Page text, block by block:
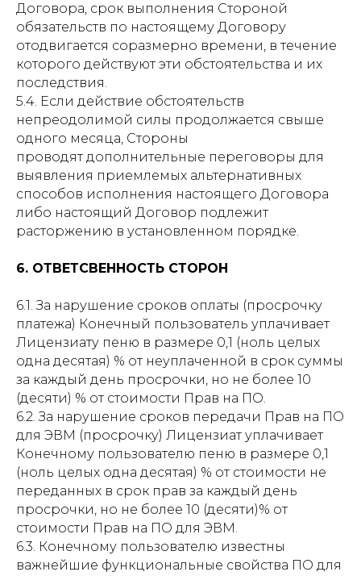
Договора, срок выполнения Стороной
обязательств по настоящему Договору
отодвигается соразмерно времени, в течение
которого действуют эти обстоятельства и их
последствия.
5.4. Если действие обстоятельств
непреодолимой силы продолжается свыше
одного месяца, Стороны
проводят дополнительные переговоры для
выявления приемлемых альтернативных
способов исполнения настоящего Договора
либо настоящий Договор подлежит
расторжению в установленном порядке.
6. ОТВЕТСВЕННОСТЬ СТОРОН
6.1. За нарушение сроков оплаты (просрочку
платежа) Конечный пользователь уплачивает
Лицензиату пеню в размере 0,1 (ноль целых
одна десятая) % от неуплаченной в срок суммы
за каждый день просрочки, но не более 10
(десяти) % от стоимости Прав на ПО.
6.2. За нарушение сроков передачи Прав на ПО
для ЭВМ (просрочку) Лицензиат уплачивает
Конечному пользователю пеню в размере 0,1
(ноль целых одна десятая) % от стоимости не
переданных в срок прав за каждый день
просрочки, но не более 10 (десяти)% от
стоимости Прав на ПО для ЭВМ.
6.3. Конечному пользователю известны
важнейшие функциональные свойства ПО для